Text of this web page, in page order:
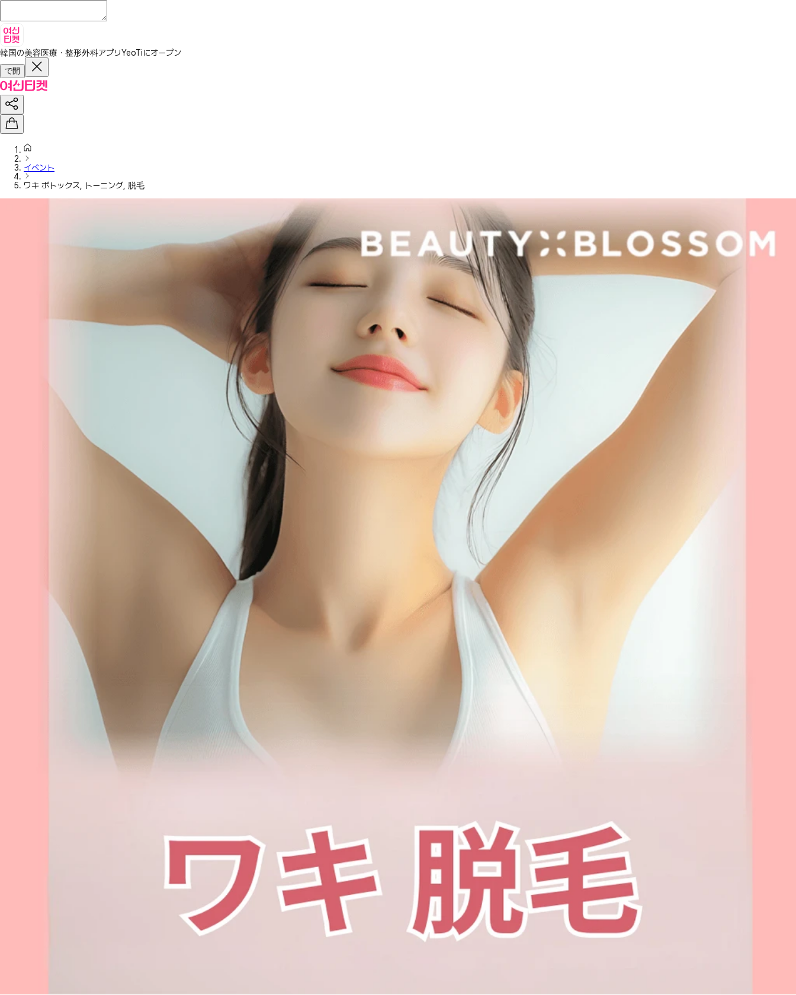
韓国の美容医療・整形外科アプリYeoTiにオープン
で開
イベント
ワキ ボトックス, トーニング, 脱毛